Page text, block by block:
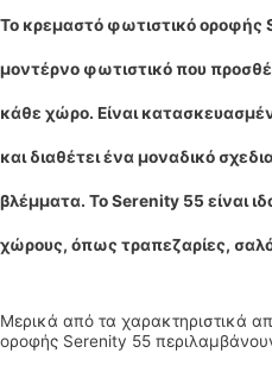
Το κρεμαστό φωτιστικό οροφής
μοντέρνο φωτιστικό που
κάθε χώρο. Είναι
και διαθέτει ένα μοναδικό
βλέμματα. Το Serenity 55 είναι
χώρους, όπως τραπεζαρίες,
Μερικά από τα χαρακτηριστικά
οροφής Serenity 55